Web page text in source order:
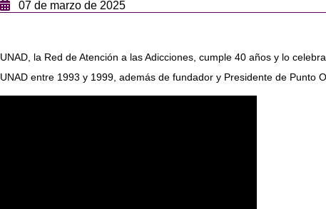
07 de marzo de 2025
UNAD, la Red de Atención a las Adicciones, cumple 40 años y lo
UNAD entre 1993 y 1999, además de fundador y Presidente de Punto